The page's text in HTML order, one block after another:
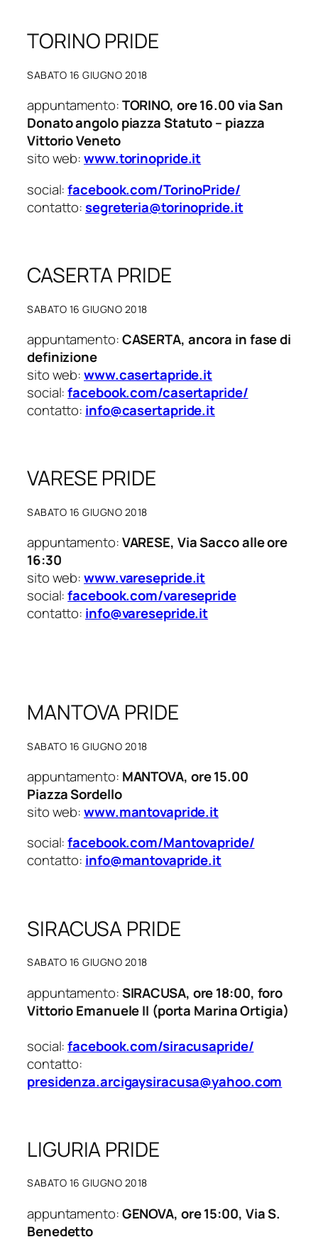
TORINO PRIDE
SABATO 16 GIUGNO 2018
appuntamento:TORINO, ore 16.00 via San
Donato angolo piazza Statuto – piazza
Vittorio Veneto
sito web:www.torinopride.it
social:facebook.com/TorinoPride/
contatto:segreteria@torinopride.it
CASERTA PRIDE
SABATO 16 GIUGNO 2018
appuntamento:CASERTA, ancora in fase di
definizione
sito web:www.casertapride.it
social:facebook.com/casertapride/
contatto: info@casertapride.it
VARESE PRIDE
SABATO 16 GIUGNO 2018
appuntamento:VARESE, Via Sacco alle ore
16:30
sito web:www.varesepride.it
social:facebook.com/varesepride
contatto: info@varesepride.it
MANTOVA PRIDE
SABATO 16 GIUGNO 2018
appuntamento: MANTOVA, ore 15.00
Piazza Sordello
sito web:www.mantovapride.it
social:facebook.com/Mantovapride/
contatto: info@mantovapride.it
SIRACUSA PRIDE
SABATO 16 GIUGNO 2018
appuntamento:SIRACUSA, ore 18:00, foro
Vittorio Emanuele II (porta Marina Ortigia)
social:facebook.com/siracusapride/
contatto:
presidenza.arcigaysiracusa@yahoo.com
LIGURIA PRIDE
SABATO 16 GIUGNO 2018
appuntamento:GENOVA, ore 15:00, Via S.
Benedetto